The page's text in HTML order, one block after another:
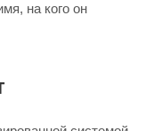
на кого он